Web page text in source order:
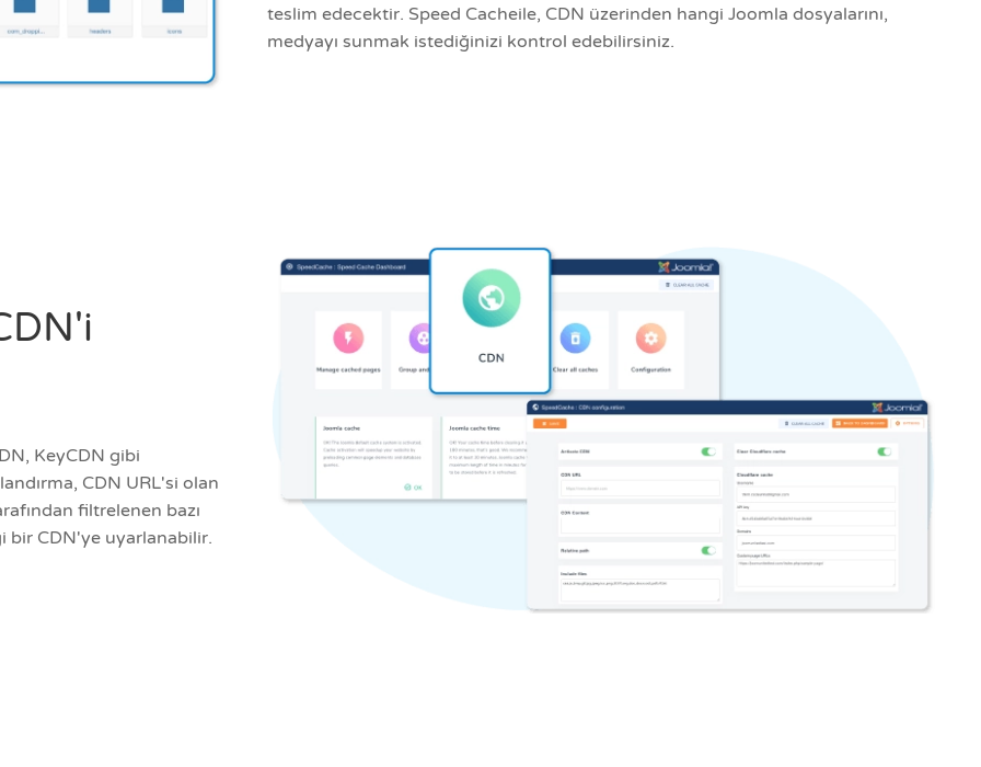
teslim edecektir. Speed Cacheile, CDN üzerinden hangi Joomla dosyalarını,
medyayı sunmak istediğinizi kontrol edebilirsiniz.
KeyCDN gibi
CDN URL'si olan
filtrelenen bazı
bir CDN'ye uyarlanabilir.